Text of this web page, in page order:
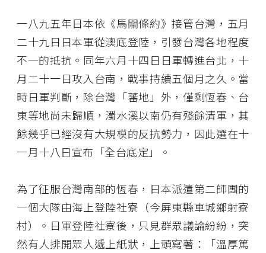
一八九五年日本依《馬關條約》接管台灣，五月
二十九日日本軍從澳底登陸，引發台灣各地程度
不一的抵抗。同年六月十四日日軍轉進台北，十
月二十一日攻入台南，戰事持續五個月之久。當
時日軍判斷，除台灣「蕃地」外，僅剩恆春、台
東等地尚未歸順，濁水溪以南仍有殘餘清軍，其
餘幾乎已經沒有大規模的反抗勢力，因此選在十
一月十八日宣布「全台底定」。
為了征服台灣南部的恆春，日本派遣第二師團的
一個大隊由海上登陸社寮（今屏東縣車城鄉射寮
村）。日軍登陸社寮後，只見群眾議論紛紛，突
然有人排開眾人遞上紙狀，上頭寫著：「溫厚篤